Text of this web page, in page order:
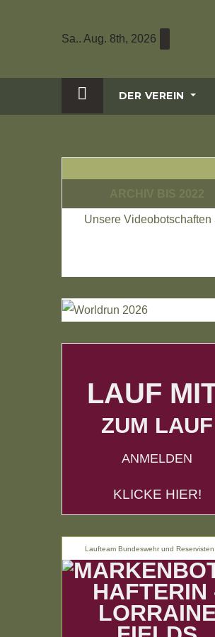
Sa.. Aug. 8th, 2026
DER VEREIN
Unsere Videobotschaften
LAUF
ZUM LAUF
ANMELDEN
KLICKE HIER!
Laufteam Bundeswehr und Reservisten